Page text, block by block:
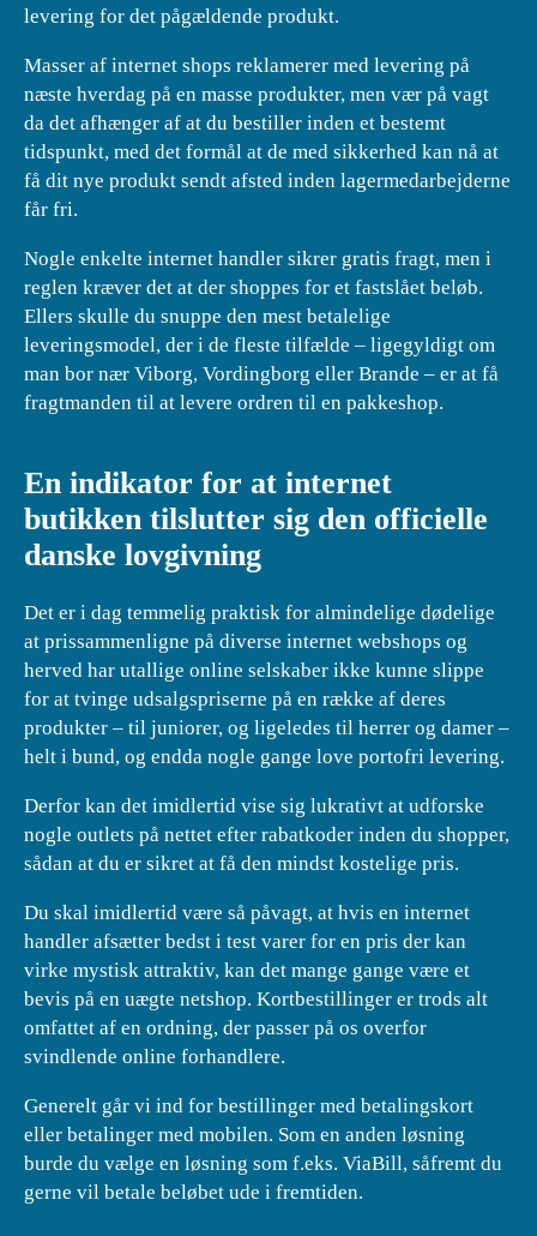
levering for det pågældende produkt.
Masser af internet shops reklamerer med levering på
næste hverdag på en masse produkter, men vær på vagt
da det afhænger af at du bestiller inden et bestemt
tidspunkt, med det formål at de med sikkerhed kan nå at
få dit nye produkt sendt afsted inden lagermedarbejderne
får fri.
Nogle enkelte internet handler sikrer gratis fragt, men i
reglen kræver det at der shoppes for et fastslået beløb.
Ellers skulle du snuppe den mest betalelige
leveringsmodel, der i de fleste tilfælde – ligegyldigt om
man bor nær Viborg, Vordingborg eller Brande – er at få
fragtmanden til at levere ordren til en pakkeshop.
En indikator for at internet
butikken tilslutter sig den officielle
danske lovgivning
Det er i dag temmelig praktisk for almindelige dødelige
at prissammenligne på diverse internet webshops og
herved har utallige online selskaber ikke kunne slippe
for at tvinge udsalgspriserne på en række af deres
produkter – til juniorer, og ligeledes til herrer og damer –
helt i bund, og endda nogle gange love portofri levering.
Derfor kan det imidlertid vise sig lukrativt at udforske
nogle outlets på nettet efter rabatkoder inden du shopper,
sådan at du er sikret at få den mindst kostelige pris.
Du skal imidlertid være så påvagt, at hvis en internet
handler afsætter bedst i test varer for en pris der kan
virke mystisk attraktiv, kan det mange gange være et
bevis på en uægte netshop. Kortbestillinger er trods alt
omfattet af en ordning, der passer på os overfor
svindlende online forhandlere.
Generelt går vi ind for bestillinger med betalingskort
eller betalinger med mobilen. Som en anden løsning
burde du vælge en løsning som f.eks. ViaBill, såfremt du
gerne vil betale beløbet ude i fremtiden.